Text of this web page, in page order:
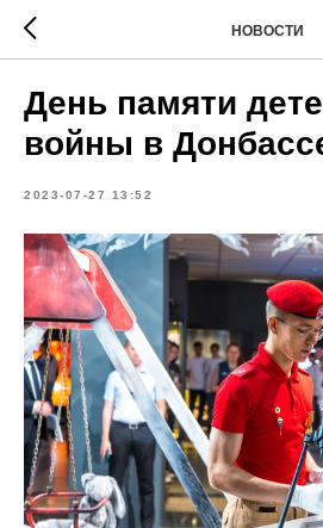
НОВОСТИ
День памяти
войны в
2023-07-27 13:52